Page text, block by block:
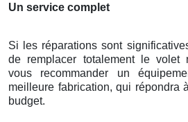
Un service complet
Si les réparations sont
de remplacer totalement le volet
vous recommander un
meilleure fabrication, qui répondra
budget.